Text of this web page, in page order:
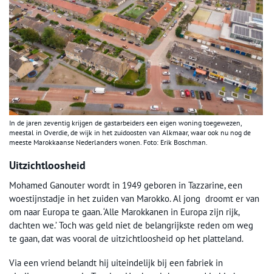
In de jaren zeventig krijgen de gastarbeiders een eigen woning toegewezen,
meestal in Overdie, de wijk in het zuidoosten van Alkmaar, waar ook nu nog de
meeste Marokkaanse Nederlanders wonen. Foto: Erik Boschman.
Uitzichtloosheid
Mohamed Ganouter wordt in 1949 geboren in Tazzarine, een
woestijnstadje in het zuiden van Marokko. Al jong droomt er van
om naar Europa te gaan. ‘Alle Marokkanen in Europa zijn rijk,
dachten we.’ Toch was geld niet de belangrijkste reden om weg
te gaan, dat was vooral de uitzichtloosheid op het platteland.
Via een vriend belandt hij uiteindelijk bij een fabriek in